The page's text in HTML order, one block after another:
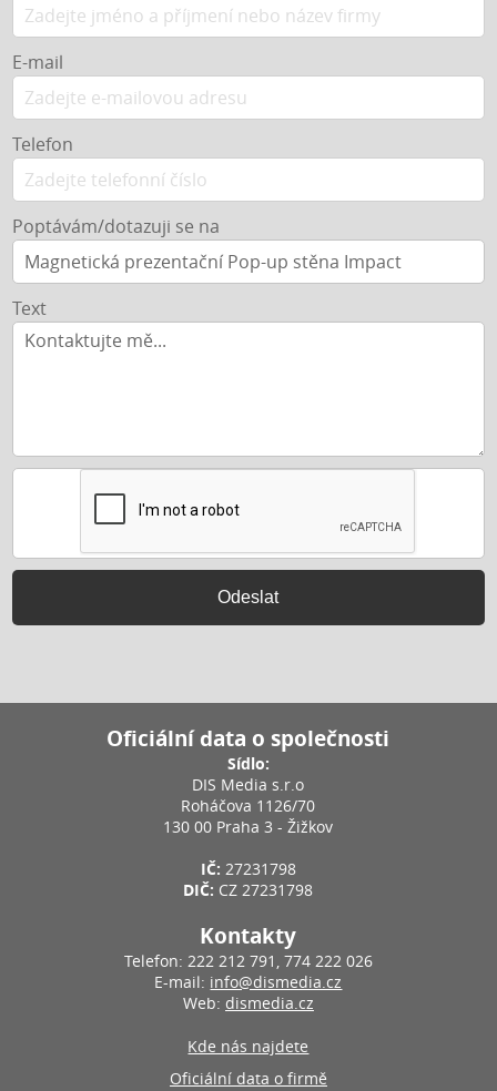
E-mail
Telefon
Poptávám/dotazuji se na
Text
Odeslat
Oficiální data o společnosti
Sídlo:
DIS Media s.r.o
Roháčova 1126/70
130 00 Praha 3 - Žižkov
IČ: 27231798
DIČ: CZ 27231798
Kontakty
Telefon: 222 212 791, 774 222 026
E-mail: info@dismedia.cz
Web: dismedia.cz
Kde nás najdete
Oficiální data o firmě